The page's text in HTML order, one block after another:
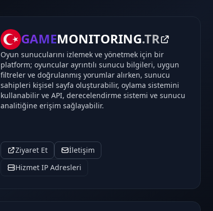
GAMEMONITORING.TR
Oyun sunucularını izlemek ve yönetmek için bir
platform; oyuncular ayrıntılı sunucu bilgileri, uygun
filtreler ve doğrulanmış yorumlar alırken, sunucu
sahipleri kişisel sayfa oluşturabilir, oylama sistemini
kullanabilir ve API, derecelendirme sistemi ve sunucu
analitiğine erişim sağlayabilir.
Ziyaret Et
İletişim
Hizmet IP Adresleri